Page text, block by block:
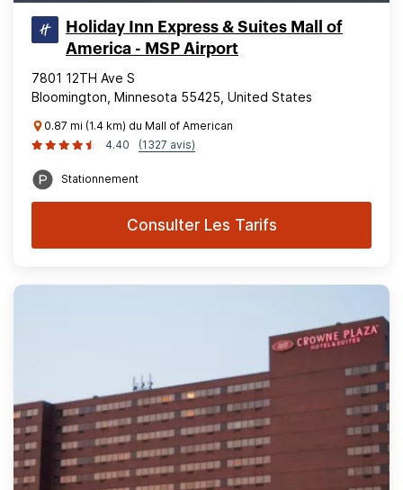
Holiday Inn Express & Suites Mall of
America - MSP Airport
7801 12TH Ave S
Bloomington, Minnesota 55425, United States
0.87 mi (1.4 km) du Mall of American
4.40
(1327 avis)
Stationnement
Consulter Les Tarifs